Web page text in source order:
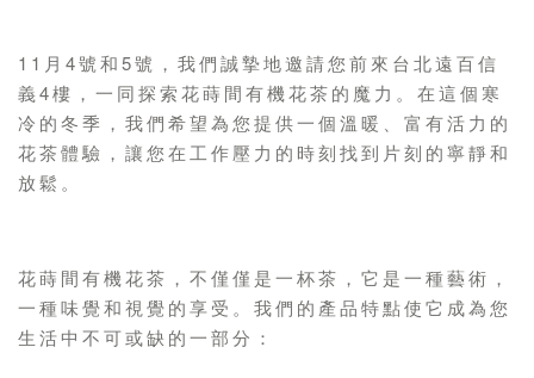
11月4號和5號，我們誠摯地邀請您前來台北遠百信
義4樓，一同探索花蒔間有機花茶的魔力。在這個寒
冷的冬季，我們希望為您提供一個溫暖、富有活力的
花茶體驗，讓您在工作壓力的時刻找到片刻的寧靜和
放鬆。
花蒔間有機花茶，不僅僅是一杯茶，它是一種藝術，
一種味覺和視覺的享受。我們的產品特點使它成為您
生活中不可或缺的一部分：